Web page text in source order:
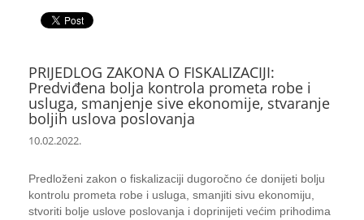
PRIJEDLOG ZAKONA O FISKALIZACIJI:
Predviđena bolja kontrola prometa robe i
usluga, smanjenje sive ekonomije, stvaranje
boljih uslova poslovanja
10.02.2022.
Predloženi zakon o fiskalizaciji dugoročno će donijeti bolju
kontrolu prometa robe i usluga, smanjiti sivu ekonomiju,
stvoriti bolje uslove poslovanja i doprinijeti većim prihodima